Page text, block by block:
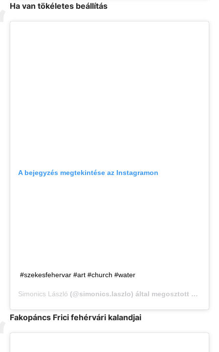
Ha van tökéletes beállítás
A bejegyzés megtekintése az Instagramon
#szekesfehervar #art #church #water
Simonics László (@simonics.laszlo) által megosztott bejegyzés,
Fakopáncs Frici fehérvári kalandjai